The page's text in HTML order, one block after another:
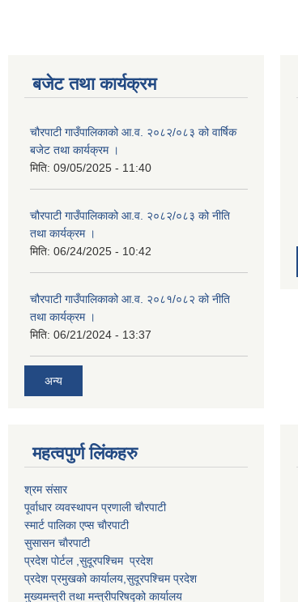
बजेट तथा कार्यक्रम
चौरपाटी गाउँपालिकाको आ.व. २०८२/०८३ को वार्षिक
बजेट तथा कार्यक्रम ।
मिति: 09/05/2025 - 11:40
चौरपाटी गाउँपालिकाको आ.व. २०८२/०८३ को नीति
तथा कार्यक्रम ।
मिति: 06/24/2025 - 10:42
चौरपाटी गाउँपालिकाको आ.व. २०८१/०८२ को नीति
तथा कार्यक्रम ।
मिति: 06/21/2024 - 13:37
अन्य
महत्वपुर्ण लि‌ंकहरु
श्रम संसार
पूर्वाधार व्यवस्थापन प्रणाली चाैरपाटी
स्मार्ट पालिका एप्स चाैरपाटी
सुसासन चाैरपाटी
प्रदेश पोर्टल ,सुदूरपश्चिम प्रदेश
प्रदेश प्रमुखको कार्यालय, सुदूरपश्चिमप्रदेश
मुख्यमन्त्री तथा मन्त्रीपरिषद्को कार्यालय